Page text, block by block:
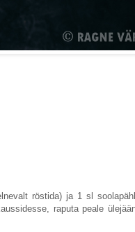
röstida) ja 1 sl
raputa peale